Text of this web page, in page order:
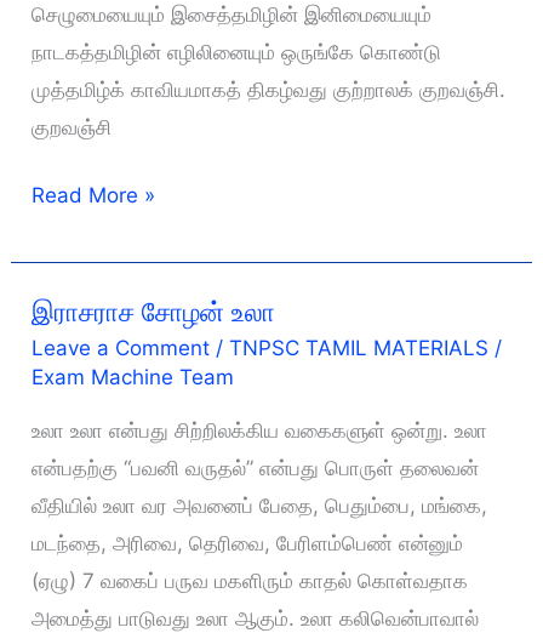
செழுமையையும் இசைத்தமிழின் இனிமையையும்
நாடகத்தமிழின் எழிலினையும் ஒருங்கே கொண்டு
முத்தமிழ்க் காவியமாகத் திகழ்வது குற்றாலக் குறவஞ்சி.
குறவஞ்சி
குற்றாலக்
Read More »
இராசராச சோழன் உலா
Leave a Comment /TNPSC TAMIL MATERIALS /
Exam Machine Team
உலா உலா என்பது சிற்றிலக்கிய வகைகளுள் ஒன்று. உலா
என்பதற்கு “பவனி வருதல்” என்பது பொருள் தலைவன்
வீதியில் உலா வர அவனைப் பேதை, பெதும்பை, மங்கை,
மடந்தை, அரிவை, தெரிவை, பேரிளம்பெண் என்னும்
(ஏழு) 7 வகைப் பருவ மகளிரும் காதல் கொள்வதாக
அமைத்து பாடுவது உலா ஆகும். உலா கலிவென்பாவால்